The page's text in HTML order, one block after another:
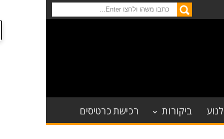
ביקורות רכישת כרטיסים